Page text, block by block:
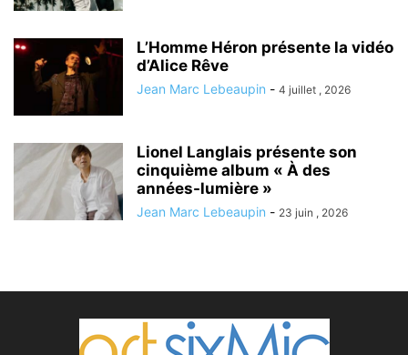
L’Homme Héron présente la vidéo
d’Alice Rêve
Jean Marc Lebeaupin - 4 juillet , 2026
Lionel Langlais présente son
cinquième album « À des
années-lumière »
Jean Marc Lebeaupin - 23 juin , 2026